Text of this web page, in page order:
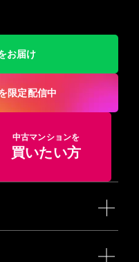
お届け
限定配信中
中古マンションを
買いたい方